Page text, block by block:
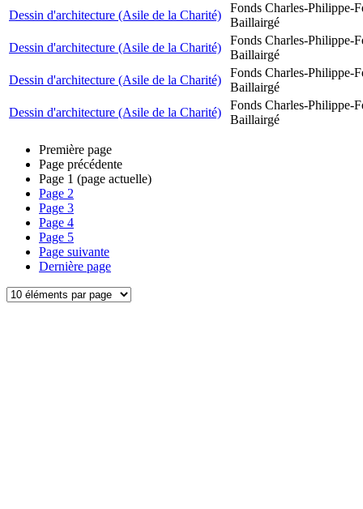
Dessin d'architecture (Asile de la Charité)
Fonds Charles-Philippe-
Baillairgé
Dessin d'architecture (Asile de la Charité)
Fonds Charles-Philippe-
Baillairgé
Dessin d'architecture (Asile de la Charité)
Fonds Charles-Philippe-
Baillairgé
Dessin d'architecture (Asile de la Charité)
Fonds Charles-Philippe-
Baillairgé
Première page
Page précédente
Page 1 (page actuelle)
Page 2
Page 3
Page 4
Page 5
Page suivante
Dernière page